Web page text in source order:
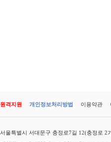
원격지원 개인정보처리방법 이용약관
서울특별시 서대문구 충정로7길 12(충정로 2